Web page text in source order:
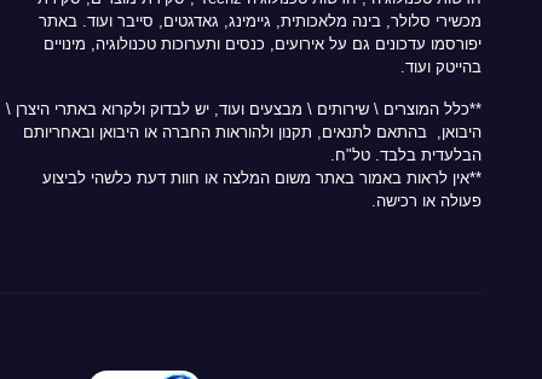
מכשירי סלולר, בינה מלאכותית, גיימינג, גאדגטים, סייבר ועוד. באתר
יפורסמו עדכונים גם על אירועים, כנסים ותערוכות טכנולוגיה, מינויים
בהייטק ועוד.
**כלל המוצרים \ שירותים \ מבצעים ועוד, יש לבדוק ולקרוא באתרי היצרן \
היבואן, בהתאם לתנאים, תקנון ולהוראות החברה או היבואן ובאחריותם
הבלעדית בלבד. טל"ח.
**אין לראות באמור באתר משום המלצה או חוות דעת כלשהי לביצוע
פעולה או רכישה.